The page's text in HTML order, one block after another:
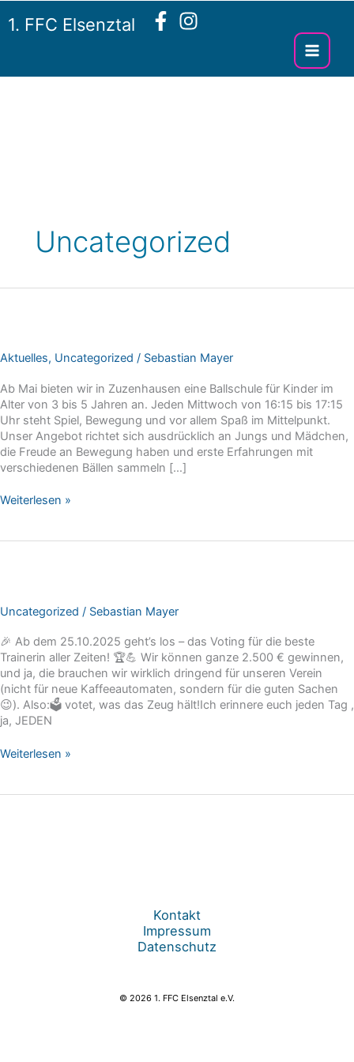
Inhalt
1. FFC Elsenztal
Uncategorized
Aktuelles, Uncategorized / Sebastian Mayer
Ab Mai bieten wir in Zuzenhausen eine Ballschule für Kinder im
Alter von 3 bis 5 Jahren an. Jeden Mittwoch von 16:15 bis 17:15
Uhr steht Spiel, Bewegung und vor allem Spaß im Mittelpunkt.
Unser Angebot richtet sich ausdrücklich an Jungs und Mädchen,
die Freude an Bewegung haben und erste Erfahrungen mit
verschiedenen Bällen sammeln […]
Ballschule
Jahren
Weiterlesen »
Uncategorized / Sebastian Mayer
🎉 Ab dem 25.10.2025 geht’s los – das Voting für die beste
Trainerin aller Zeiten! 🏆💪 Wir können ganze 2.500 € gewinnen,
und ja, die brauchen wir wirklich dringend für unseren Verein
(nicht für neue Kaffeeautomaten, sondern für die guten Sachen
😉). Also:🗳️ votet, was das Zeug hält!Ich erinnere euch jeden Tag ,
ja, JEDEN
Voting
Weiterlesen »
Kontakt
Impressum
Datenschutz
© 2026 1. FFC Elsenztal e.V.